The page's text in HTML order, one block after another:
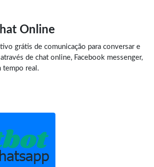
Online
grátis de comunicação para conversar e
de chat online, Facebook messenger,
tempo real.